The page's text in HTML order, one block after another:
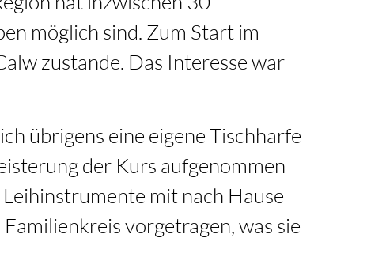
möglich sind. Zum Start im
zustande. Das Interesse war
übrigens eine eigene Tischharfe
der Kurs aufgenommen
mit nach Hause
vorgetragen, was sie